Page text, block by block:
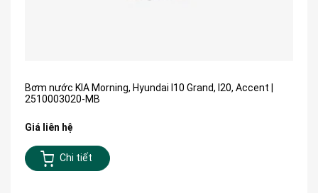
Bơm nước KIA Morning, Hyundai I10 Grand, I20, Accent |
2510003020-MB
Giá liên hệ
Chi tiết